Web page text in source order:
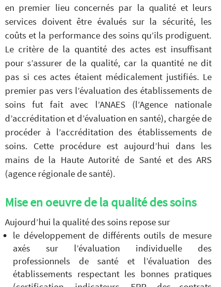
en premier lieu concernés par la qualité et leurs
services doivent être évalués sur la sécurité, les
coûts et la performance des soins qu’ils prodiguent.
Le critère de la quantité des actes est insuffisant
pour s’assurer de la qualité, car la quantité ne dit
pas si ces actes étaient médicalement justifiés. Le
premier pas vers l’évaluation des établissements de
soins fut fait avec l’ANAES (l’Agence nationale
d’accréditation et d’évaluation en santé), chargée de
procéder à l’accréditation des établissements de
soins. Cette procédure est aujourd’hui dans les
mains de la Haute Autorité de Santé et des ARS
(agence régionale de santé).
Mise en oeuvre de la qualité des soins
Aujourd’hui la qualité des soins repose sur
le développement de différents outils de mesure
axés sur l’évaluation individuelle des
professionnels de santé et l’évaluation des
établissements respectant les bonnes pratiques